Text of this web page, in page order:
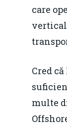
care
vertical
Cred
multe